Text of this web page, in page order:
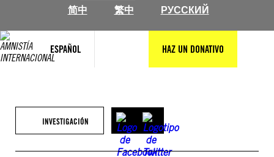
简中
繁中 РУССКИЙ
ESPAÑOL HAZ UN DONATIVO
INVESTIGACIÓN